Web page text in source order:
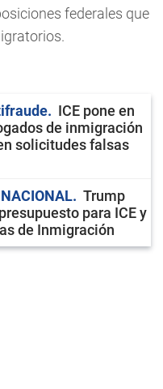
federales que
ICE pone en
de inmigración
solicitudes falsas
Trump
para ICE y
de Inmigración